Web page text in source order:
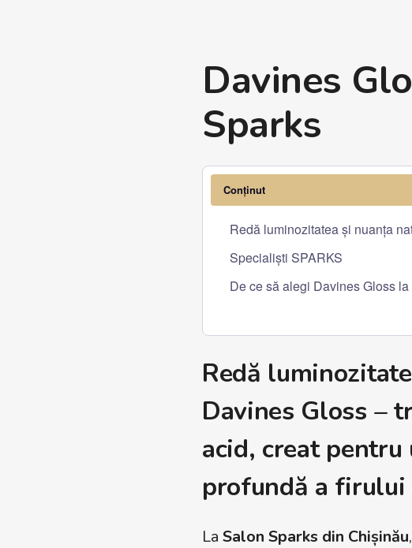
Davines
Sparks
Conținut
Redă luminozitatea și nuanța
Specialiști SPARKS
De ce să alegi Davines Gloss
Redă
Davines Gloss –
acid, creat
profundă a firului
La Salon Sparks din Chișinău